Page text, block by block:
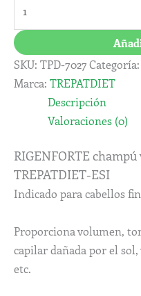
SKU: TPD-7027Categoría:
Marca: TREPATDIET
Descripción
Valoraciones (0)
RIGENFORTE
TREPATDIET-ESI
Indicado para cabellos
Proporciona volumen,
capilar dañada por el
etc.